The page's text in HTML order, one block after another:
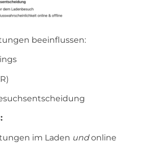
beeinflussen:
im Laden undonline